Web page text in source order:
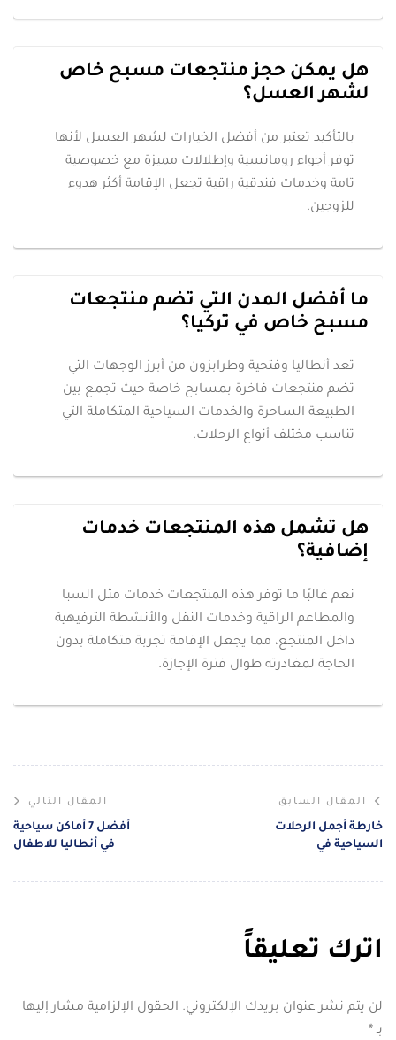
هل يمكن حجز منتجعات مسبح خاص
لشهر العسل؟
بالتأكيد تعتبر من أفضل الخيارات لشهر العسل لأنها
توفر أجواء رومانسية وإطلالات مميزة مع خصوصية
تامة وخدمات فندقية راقية تجعل الإقامة أكثر هدوء
للزوجين.
ما أفضل المدن التي تضم منتجعات
مسبح خاص في تركيا؟
تعد أنطاليا وفتحية وطرابزون من أبرز الوجهات التي
تضم منتجعات فاخرة بمسابح خاصة حيث تجمع بين
الطبيعة الساحرة والخدمات السياحية المتكاملة التي
تناسب مختلف أنواع الرحلات.
هل تشمل هذه المنتجعات خدمات
إضافية؟
نعم غالبًا ما توفر هذه المنتجعات خدمات مثل السبا
والمطاعم الراقية وخدمات النقل والأنشطة الترفيهية
داخل المنتجع، مما يجعل الإقامة تجربة متكاملة بدون
الحاجة لمغادرته طوال فترة الإجازة.
المقال السابق
خارطة أجمل الرحلات
السياحية في
2026
المقال التالي
أفضل 7 أماكن سياحية
في أنطاليا للاطفال
اترك تعليقاً
لن يتم نشر عنوان بريدك الإلكتروني. الحقول الإلزامية مشار إليها
بـ *